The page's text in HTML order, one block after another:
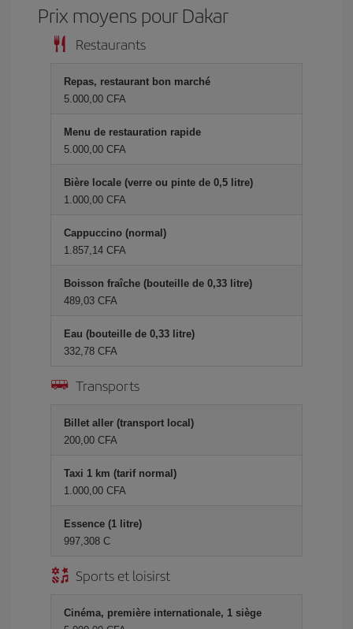
Prix ​​moyens pour Dakar
Restaurants
Repas, restaurant bon marché
5.000,00 CFA
Menu de restauration rapide
5.000,00 CFA
Bière locale (verre ou pinte de 0,5 litre)
1.000,00 CFA
Cappuccino (normal)
1.857,14 CFA
Boisson fraîche (bouteille de 0,33 litre)
489,03 CFA
Eau (bouteille de 0,33 litre)
332,78 CFA
Transports
Billet aller (transport local)
200,00 CFA
Taxi 1 km (tarif normal)
1.000,00 CFA
Essence (1 litre)
997,308 C
Sports et loisirst
Cinéma, première internationale, 1 siège